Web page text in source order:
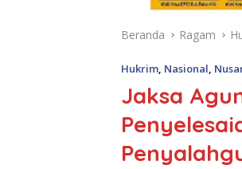
Beranda Ragam
Hukrim, Nasional,
Jaksa